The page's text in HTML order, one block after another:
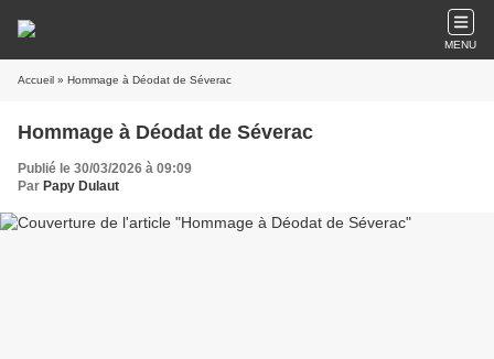
MENU
Accueil » Hommage à Déodat de Séverac
Hommage à Déodat de Séverac
Publié le 30/03/2026 à 09:09
Par Papy Dulaut